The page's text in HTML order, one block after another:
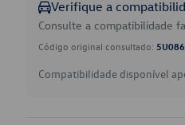
Verifique a
Consulte a compatibilidade
Código original consultado:
Compatibilidade disponível